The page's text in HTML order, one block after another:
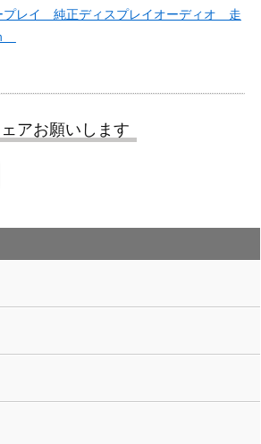
レイ 純正ディスプレイオーディオ 走
アお願いします